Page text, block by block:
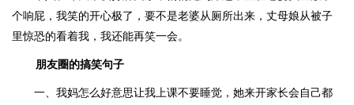
个响屁，我笑的开心极了，要不是老婆从厕所出来，丈母娘从被子
里惊恐的看着我，我还能再笑一会。
朋友圈的搞笑句子
一、我妈怎么好意思让我上课不要睡觉，她来开家长会自己都